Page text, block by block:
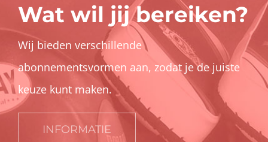
Wat wil jij bereiken?
Wij bieden verschillende
abonnementsvormen aan, zodat je de juiste
keuze kunt maken.
INFORMATIE